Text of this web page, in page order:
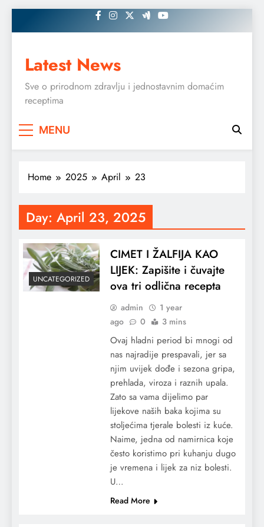
to
Latest News
Sve o prirodnom zdravlju i jednostavnim domaćim
receptima
MENU
Home 2025 April 23
Day: April 23, 2025
UNCATEGORIZED
CIMET I ŽALFIJA KAO
LIJEK: Zapišite i čuvajte
ova tri odlična recepta
admin
1 year
ago
0 3 mins
Ovaj hladni period bi mnogi od
nas najradije prespavali, jer sa
njim uvijek dođe i sezona gripa,
prehlada, viroza i raznih upala.
Zato sa vama dijelimo par
lijekove naših baka kojima su
stoljećima tjerale bolesti iz kuće.
Naime, jedna od namirnica koje
često koristimo pri kuhanju dugo
je vremena i lijek za niz bolesti.
U…
Read More